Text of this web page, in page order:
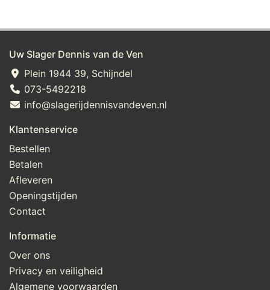
Uw Slager Dennis van de Ven
Plein 1944 39, Schijndel
073-5492218
info@slagerijdennisvandeven.nl
Klantenservice
Bestellen
Betalen
Afleveren
Openingstijden
Contact
Informatie
Over ons
Privacy en veiligheid
Algemene voorwaarden